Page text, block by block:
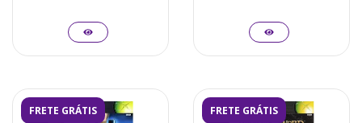
FRETE GRÁTIS FRETE GRÁTIS